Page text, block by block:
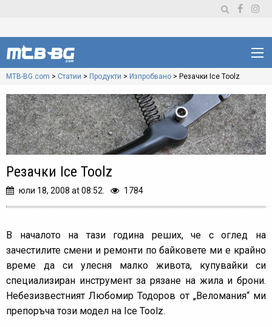
MTB-BG.com > Статии > Продукти > Изпробвано > Резачки Ice Toolz
Резачки Ice Toolz
юли 18, 2008 at 08:52. 1784
В началото на тази година реших, че с оглед на
зачестилите смени и ремонти по байковете ми е крайно
време да си улесня малко живота, купувайки си
специализиран инструмент за рязане на жила и брони.
Небезизвестният Любомир Тодоров от „Веломания“ ми
препоръча този модел на Ice Toolz.